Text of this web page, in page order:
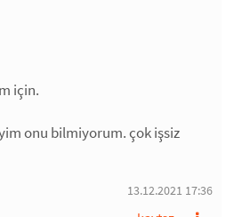
için.
onu bilmiyorum. çok işsiz
13.12.2021 17:36